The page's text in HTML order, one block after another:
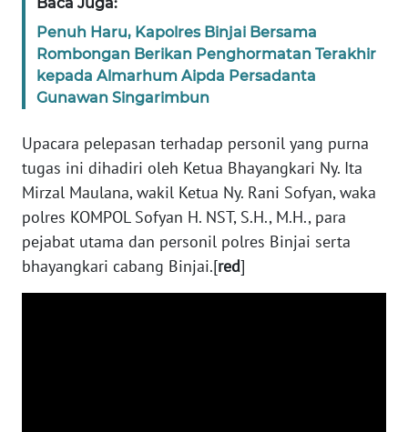
Penuh Haru, Kapolres Binjai Bersama
Rombongan Berikan Penghormatan Terakhir
kepada Almarhum Aipda Persadanta
Gunawan Singarimbun
Upacara pelepasan terhadap personil yang purna
tugas ini dihadiri oleh Ketua Bhayangkari Ny. Ita
Mirzal Maulana, wakil Ketua Ny. Rani Sofyan, waka
polres KOMPOL Sofyan H. NST, S.H., M.H., para
pejabat utama dan personil polres Binjai serta
bhayangkari cabang Binjai.[red]
WN
JOGJA
WN
BALI
WN
KALBAR
WN